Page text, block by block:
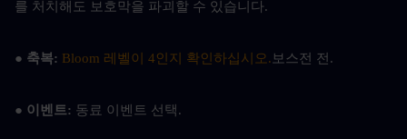
를 처치해도 보호막을 파괴할 수 있습니다.
● 축복: Bloom 레벨이 4인지 확인하십시오. 보스전 전.
● 이벤트: 동료 이벤트 선택.